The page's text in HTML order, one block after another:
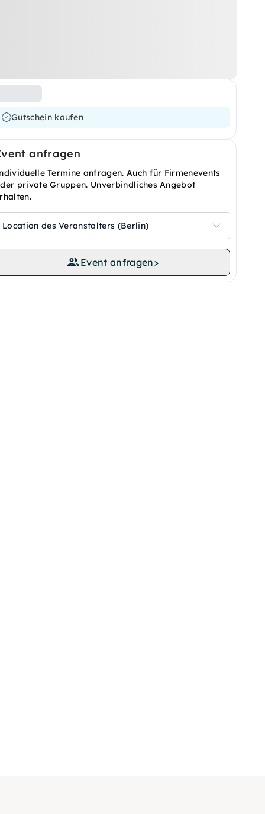
Gutschein kaufen
anfragen
Termine anfragen. Auch für Firmenevents
private Gruppen. Unverbindliches Angebot
Location des Veranstalters (Berlin)
Event anfragen>